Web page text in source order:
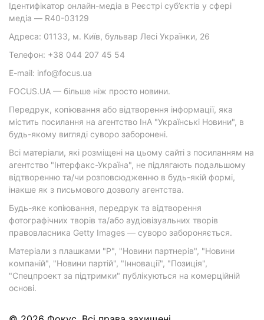
Ідентифікатор онлайн-медіа в Реєстрі суб’єктів у сфері
медіа — R40-03129
Адреса: 01133, м. Київ, бульвар Лесі Українки, 26
Телефон: +38 044 207 45 54
E-mail: info@focus.ua
FOCUS.UA — більше ніж просто новини.
Передрук, копіювання або відтворення інформації, яка
містить посилання на агентство ІнА "Українські Новини", в
будь-якому вигляді суворо заборонені.
Всі матеріали, які розміщені на цьому сайті з посиланням на
агентство "Інтерфакс-Україна", не підлягають подальшому
відтворенню та/чи розповсюдженню в будь-якій формі,
інакше як з письмового дозволу агентства.
Будь-яке копіювання, передрук та відтворення
фотографічних творів та/або аудіовізуальних творів
правовласника Getty Images — суворо забороняється.
Матеріали з плашками "Р", "Новини партнерів", "Новини
компаній", "Новини партій", "Інновації", "Позиція",
"Спецпроект за підтримки" публікуються на комерційній
основі.